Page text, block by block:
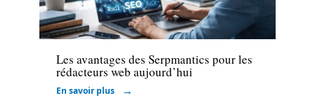
Marketing
Les avantages des Serpmantics pour les
rédacteurs web aujourd’hui
En savoir plus